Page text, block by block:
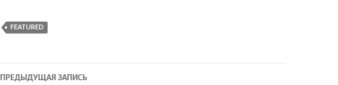
FEATURED
Навигация
ПРЕДЫДУЩАЯ ЗАПИСЬ